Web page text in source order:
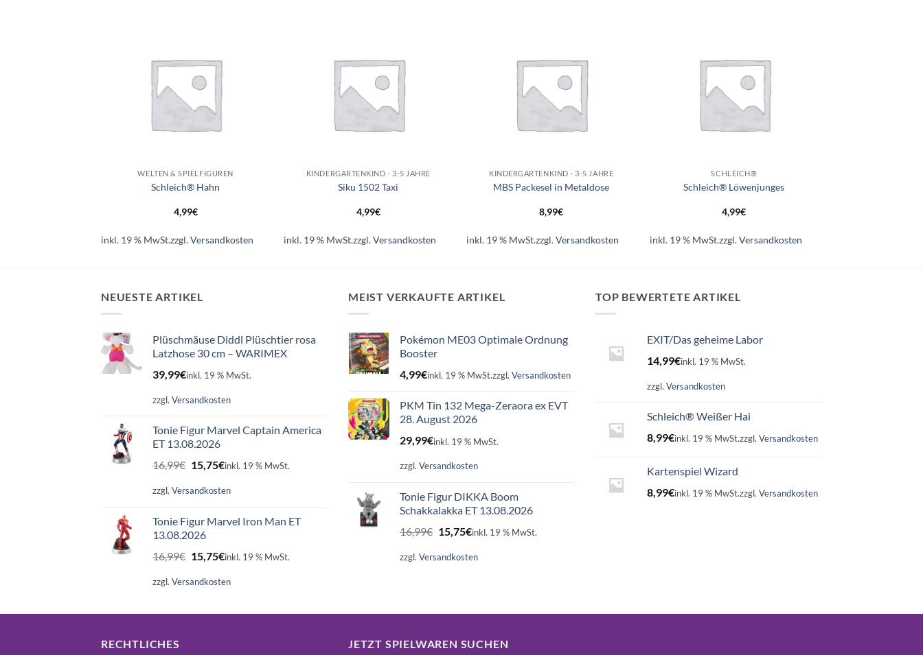
WELTEN & SPIELFIGUREN
Schleich® Hahn
4,99€
inkl. 19 % MwSt.zzgl.Versandkosten
KINDERGARTENKIND - 3-5 JAHRE
Siku 1502 Taxi
4,99€
inkl. 19 % MwSt.zzgl.Versandkosten
KINDERGARTENKIND - 3-5 JAHRE
MBS Packesel in Metaldose
8,99€
inkl. 19 % MwSt.zzgl.Versandkosten
SCHLEICH®
Schleich® Löwenjunges
4,99€
inkl. 19 % MwSt.zzgl.Versandkosten
NEUESTE ARTIKEL
Plüschmäuse Diddl Plüschtier rosa
Latzhose 30 cm – WARIMEX
39,99€inkl. 19 % MwSt.
zzgl. Versandkosten
Tonie Figur Marvel Captain America
ET 13.08.2026
16,99€ Ursprünglicher
Preis
war:
15,75€Aktueller
ist:
inkl. 19 % MwSt.
zzgl. Versandkosten
Tonie Figur Marvel Iron Man ET
13.08.2026
16,99€ Ursprünglicher
Preis
war:
15,75€Aktueller
ist:
inkl. 19 % MwSt.
zzgl. Versandkosten
MEIST VERKAUFTE ARTIKEL
Pokémon ME03 Optimale Ordnung
Booster
4,99€inkl. 19 % MwSt.zzgl. Versandkosten
PKM Tin 132 Mega-Zeraora ex EVT
28. August 2026
29,99€inkl. 19 % MwSt.
zzgl. Versandkosten
Tonie Figur DIKKA Boom
Schakkalakka ET 13.08.2026
16,99€ Ursprünglicher
Preis
war:
15,75€Aktueller
ist:
inkl. 19 % MwSt.
zzgl. Versandkosten
TOP BEWERTETE ARTIKEL
EXIT/Das geheime Labor
14,99€inkl. 19 % MwSt.
zzgl. Versandkosten
Schleich® Weißer Hai
8,99€inkl. 19 % MwSt.zzgl. Versandkosten
Kartenspiel Wizard
8,99€inkl. 19 % MwSt.zzgl. Versandkosten
RECHTLICHES JETZT SPIELWAREN SUCHEN